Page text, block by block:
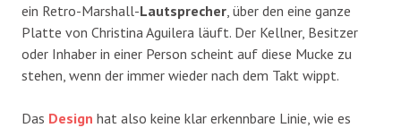
ein Retro-Marshall-Lautsprecher , über den eine ganze
Platte von Christina Aguilera läuft. Der Kellner, Besitzer
oder Inhaber in einer Person scheint auf diese Mucke zu
stehen, wenn der immer wieder nach dem Takt wippt.
Das Design hat also keine klar erkennbare Linie, wie es